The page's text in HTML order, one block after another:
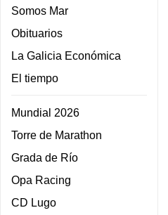
Somos Mar
Obituarios
La Galicia Económica
El tiempo
Mundial 2026
Torre de Marathon
Grada de Río
Opa Racing
CD Lugo